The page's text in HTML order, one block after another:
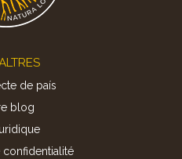
de país
blog
confidentialité